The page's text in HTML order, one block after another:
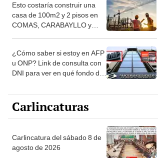
Esto costaría construir una
casa de 100m2 y 2 pisos en
COMAS, CARABAYLLO y
¿Cómo saber si estoy en AFP
u ONP? Link de consulta con
DNI para ver en qué fondo de
Carlincaturas
Carlincatura del sábado 8 de
agosto de 2026